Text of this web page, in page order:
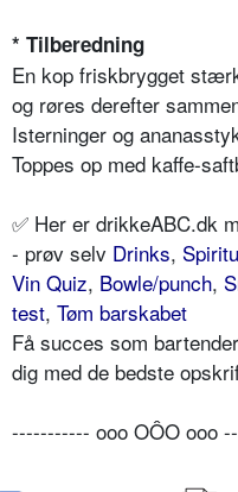
* Tilberedning
En kop friskbrygget
og røres derefter
Isterninger og
Toppes op med kaffe-
✅ Her er drikkeABC.dk
- prøv selv Drinks,
Vin Quiz, Bowle/punch,
test, Tøm barskabet
Få succes som
dig med de bedste
----------- ooo OÔO ooo